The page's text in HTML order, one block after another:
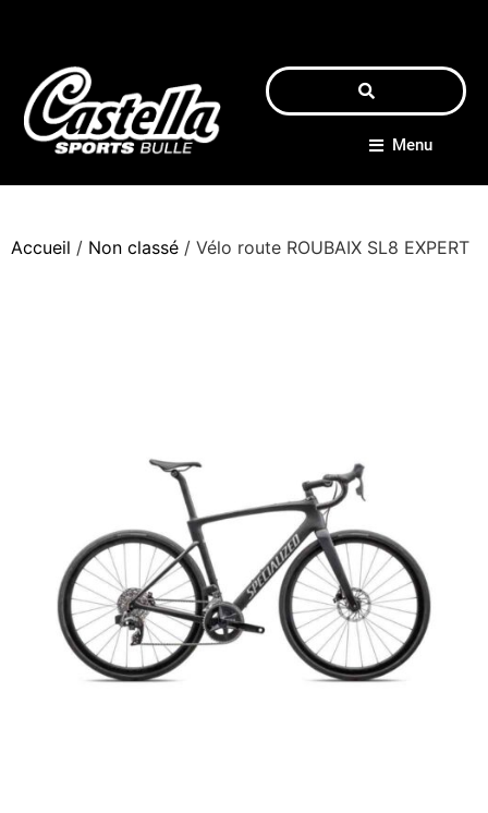
Menu
Accueil / Non classé / Vélo route ROUBAIX SL8 EXPERT